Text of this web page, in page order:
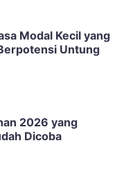
Modal Kecil yang
Untung
2026 yang
Dicoba